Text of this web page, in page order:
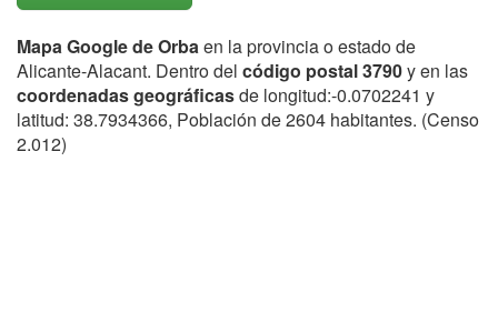
Mapa Google de Orbaen la provincia o estado de
Alicante-Alacant. Dentro del código postal 3790y en las
coordenadas geográficasde longitud:-0.0702241 y
latitud: 38.7934366, Población de 2604 habitantes. (Censo
2.012)